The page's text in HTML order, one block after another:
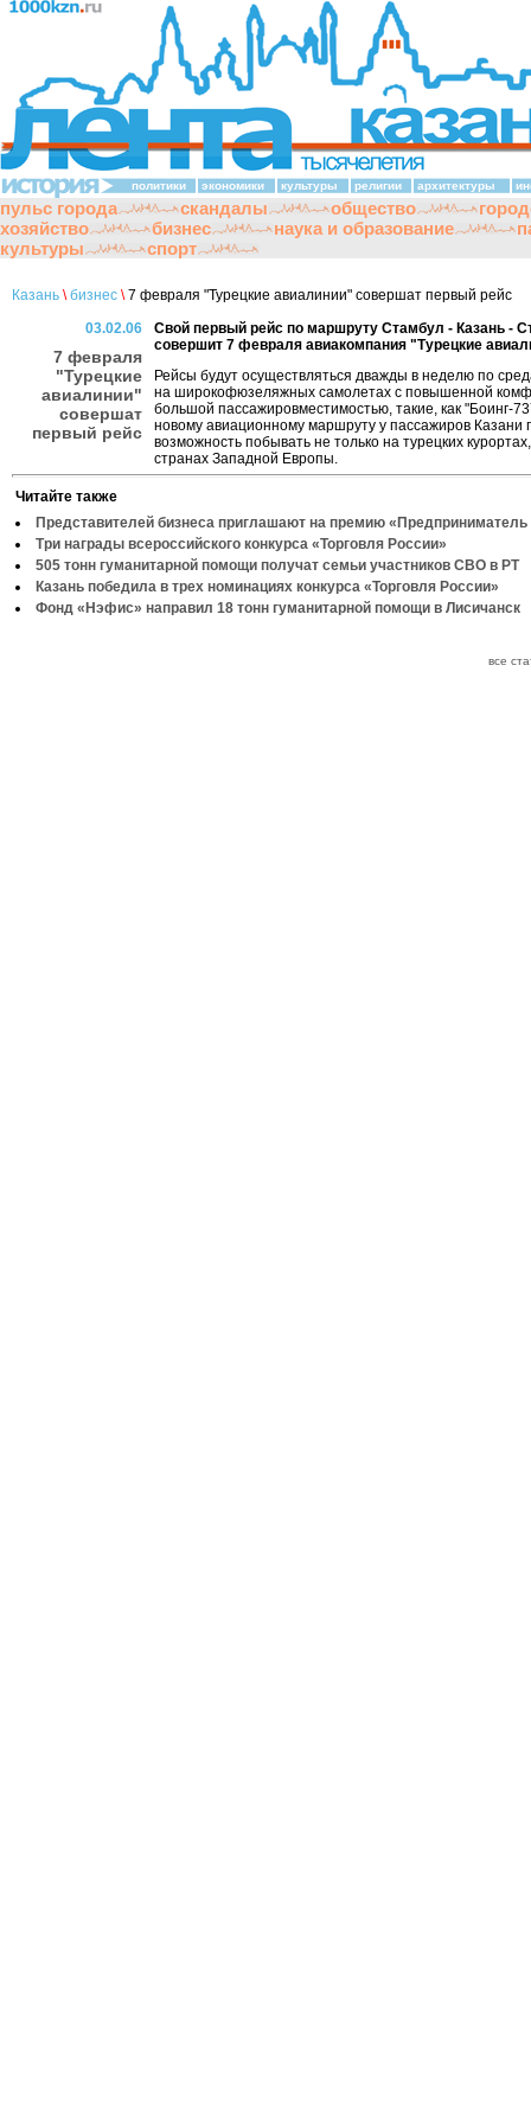
политики экономики культуры религии архитектуры
пульс города скандалы общество
хозяйство
бизнес наука и образование
культуры
спорт
Казань \ бизнес \7 февраля "Турецкие авиалинии" совершат первый рейс
03.02.06
7 февраля
"Турецкие
авиалинии"
совершат
первый рейс
Свой первый рейс по маршруту Стамбул - Казань -
совершит 7 февраля авиакомпания "Турецкие
Рейсы будут осуществляться дважды в неделю по
на широкофюзеляжных самолетах с повышенной
большой пассажировместимостью, такие, как "Боинг-
новому авиационному маршруту у пассажиров Казани
возможность побывать не только на турецких
странах Западной Европы.
Читайте также
Представителей бизнеса приглашают на премию «Предприниматель
Три награды всероссийского конкурса «Торговля России»
505 тонн гуманитарной помощи получат семьи участников СВО в РТ
Казань победила в трех номинациях конкурса «Торговля России»
Фонд «Нэфис» направил 18 тонн гуманитарной помощи в Лисичанск
все